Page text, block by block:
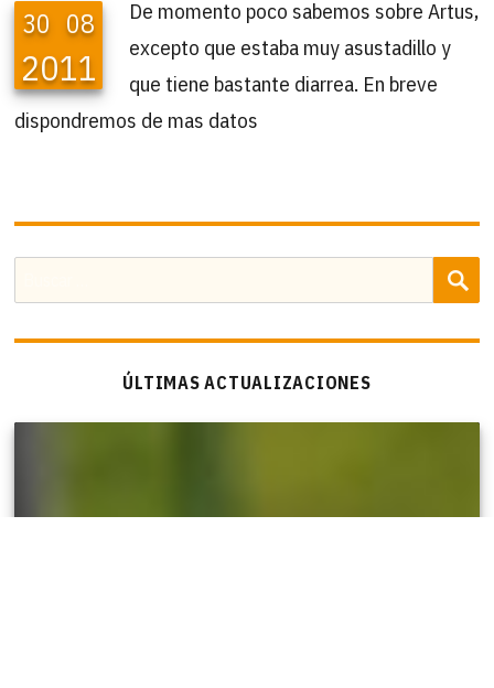
30 08
2011
De momento poco sabemos sobre Artus,
excepto que estaba muy asustadillo y
que tiene bastante diarrea. En breve
dispondremos de mas datos
por:
ÚLTIMAS ACTUALIZACIONES